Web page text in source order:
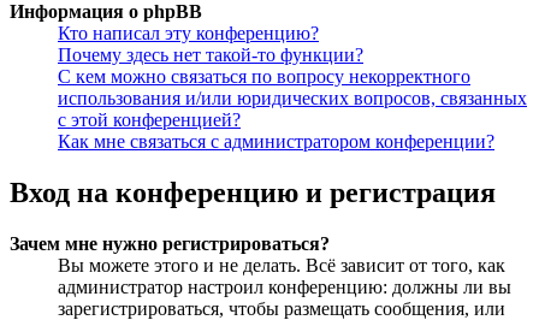
Информация о phpBB
Кто написал эту конференцию?
Почему здесь нет такой-то функции?
С кем можно связаться по вопросу некорректного
использования и/или юридических вопросов, связанных
с этой конференцией?
Как мне связаться с администратором конференции?
Вход на конференцию и регистрация
Зачем мне нужно регистрироваться?
Вы можете этого и не делать. Всё зависит от того, как
администратор настроил конференцию: должны ли вы
зарегистрироваться, чтобы размещать сообщения, или